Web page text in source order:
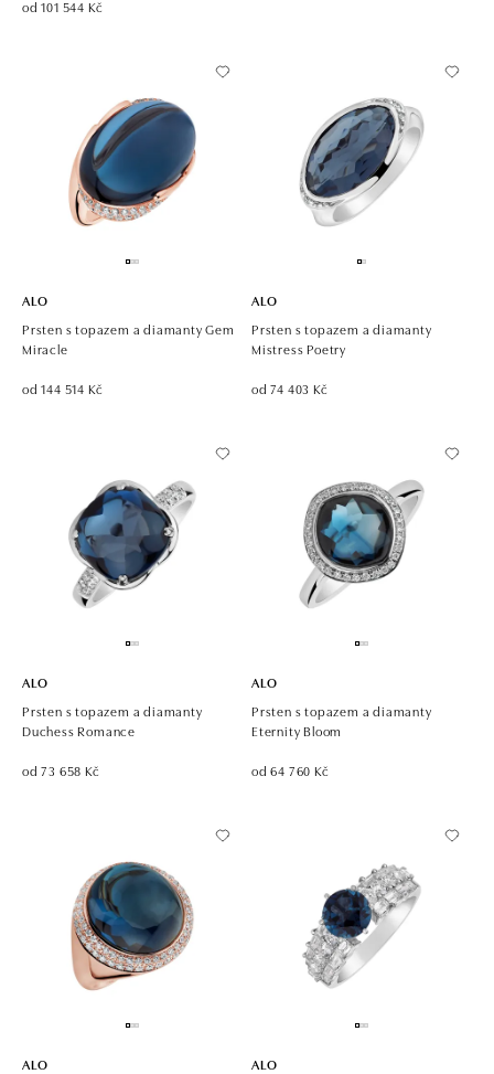
od 101 544 Kč
ALO
Prsten s topazem a diamanty Gem
Miracle
od 144 514 Kč
ALO
Prsten s topazem a diamanty
Mistress Poetry
od 74 403 Kč
ALO
Prsten s topazem a diamanty
Duchess Romance
od 73 658 Kč
ALO
Prsten s topazem a diamanty
Eternity Bloom
od 64 760 Kč
ALO
ALO